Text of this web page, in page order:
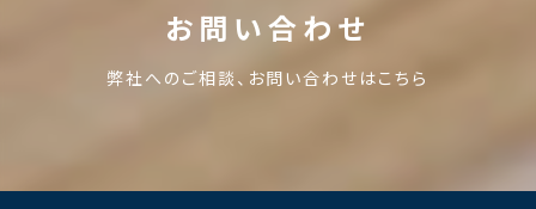
お問い合わせ
弊社へのご相談、お問い合わせはこちら